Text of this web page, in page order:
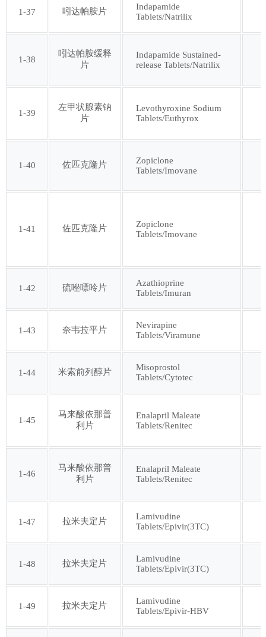
1-37 吲达帕胺片
Indapamide
Tablets/Natrilix
1-38
吲达帕胺缓释
片
Indapamide Sustained-
release Tablets/Natrilix
1-39
左甲状腺素钠
片
Levothyroxine Sodium
Tablets/Euthyrox
1-40 佐匹克隆片
Zopiclone
Tablets/Imovane
1-41 佐匹克隆片
Zopiclone
Tablets/Imovane
1-42 硫唑嘌呤片
Azathioprine
Tablets/Imuran
1-43 奈韦拉平片
Nevirapine
Tablets/Viramune
1-44 米索前列醇片
Misoprostol
Tablets/Cytotec
1-45
马来酸依那普
利片
Enalapril Maleate
Tablets/Renitec
1-46
马来酸依那普
利片
Enalapril Maleate
Tablets/Renitec
1-47 拉米夫定片
Lamivudine
Tablets/Epivir(3TC)
1-48 拉米夫定片
Lamivudine
Tablets/Epivir(3TC)
1-49 拉米夫定片
Lamivudine
Tablets/Epivir-HBV